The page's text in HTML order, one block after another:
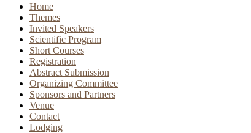
Home
Themes
Invited Speakers
Scientific Program
Short Courses
Registration
Abstract Submission
Organizing Committee
Sponsors and Partners
Venue
Contact
Lodging